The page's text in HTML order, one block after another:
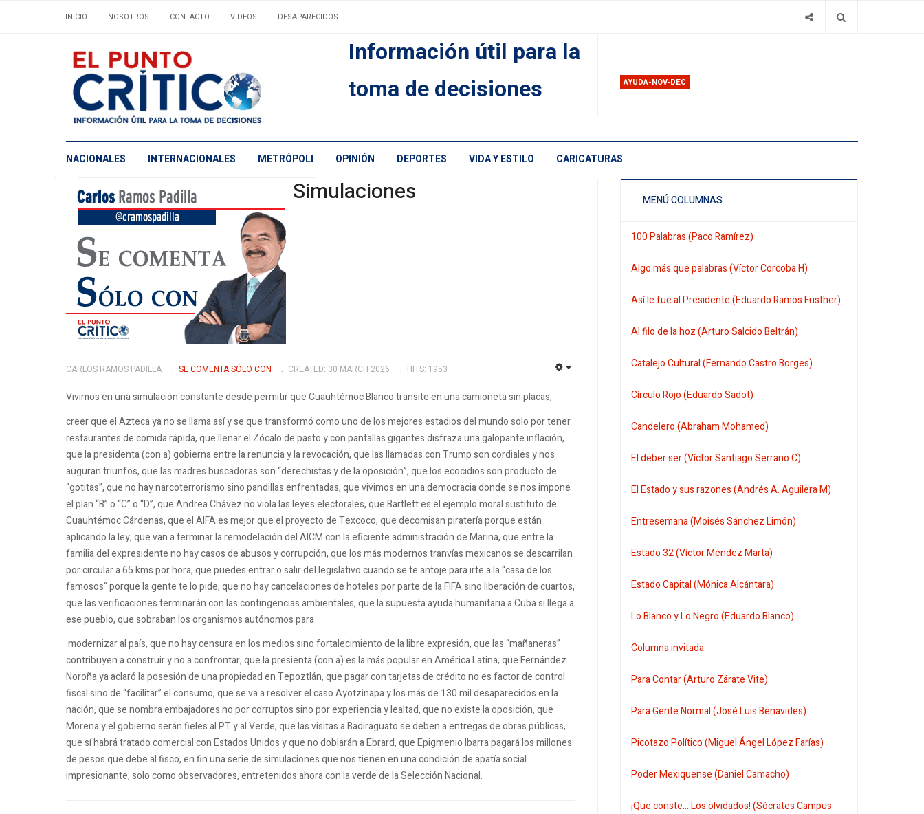
INICIO NOSOTROS CONTACTO VIDEOS DESAPARECIDOS
Información útil para la
toma de decisiones
AYUDA-NOV-DEC
NACIONALES INTERNACIONALES METRÓPOLI OPINIÓN DEPORTES VIDA Y ESTILO CARICATURAS
Simulaciones
CARLOS RAMOS PADILLA SE COMENTA SÓLO CON CREATED: 30 MARCH 2026 HITS: 1953
Vivimos en una simulación constante desde permitir que Cuauhtémoc Blanco transite en una camioneta sin placas,
creer que el Azteca ya no se llama así y se que transformó como uno de los mejores estadios del mundo solo por tener
restaurantes de comida rápida, que llenar el Zócalo de pasto y con pantallas gigantes disfraza una galopante inflación,
que la presidenta (con a) gobierna entre la renuncia y la revocación, que las llamadas con Trump son cordiales y nos
auguran triunfos, que las madres buscadoras son “derechistas y de la oposición”, que los ecocidios son producto de
“gotitas”, que no hay narcoterrorismo sino pandillas enfrentadas, que vivimos en una democracia donde se nos impone
el plan “B” o “C” o “D”, que Andrea Chávez no viola las leyes electorales, que Bartlett es el ejemplo moral sustituto de
Cuauhtémoc Cárdenas, que el AIFA es mejor que el proyecto de Texcoco, que decomisan piratería porque están
aplicando la ley, que van a terminar la remodelación del AICM con la eficiente administración de Marina, que entre la
familia del expresidente no hay casos de abusos y corrupción, que los más modernos tranvías mexicanos se descarrilan
por circular a 65 kms por hora, que puedes entrar o salir del legislativo cuando se te antoje para irte a la “casa de los
famosos“ porque la gente te lo pide, que no hay cancelaciones de hoteles por parte de la FIFA sino liberación de cuartos,
que las verificaciones terminarán con las contingencias ambientales, que la supuesta ayuda humanitaria a Cuba si llega a
ese pueblo, que sobraban los organismos autónomos para
modernizar al país, que no hay censura en los medios sino fortalecimiento de la libre expresión, que las “mañaneras”
contribuyen a construir y no a confrontar, que la presienta (con a) es la más popular en América Latina, que Fernández
Noroña ya aclaró la posesión de una propiedad en Tepoztlán, que pagar con tarjetas de crédito no es factor de control
fiscal sino de “facilitar” el consumo, que se va a resolver el caso Ayotzinapa y los más de 130 mil desaparecidos en la
nación, que se nombra embajadores no por corruptos sino por experiencia y lealtad, que no existe la oposición, que
Morena y el gobierno serán fieles al PT y al Verde, que las visitas a Badiraguato se deben a entregas de obras públicas,
que sí habrá tratado comercial con Estados Unidos y que no doblarán a Ebrard, que Epigmenio Ibarra pagará los millones
de pesos que debe al fisco, en fin una serie de simulaciones que nos tienen en una condición de apatía social
impresionante, solo como observadores, entretenidos ahora con la verde de la Selección Nacional.
MENÚ COLUMNAS
100 Palabras (Paco Ramírez)
Algo más que palabras (Víctor Corcoba H)
Así le fue al Presidente (Eduardo Ramos Fusther)
Al filo de la hoz (Arturo Salcido Beltrán)
Catalejo Cultural (Fernando Castro Borges)
Círculo Rojo (Eduardo Sadot)
Candelero (Abraham Mohamed)
El deber ser (Víctor Santiago Serrano C)
El Estado y sus razones (Andrés A. Aguilera M)
Entresemana (Moisés Sánchez Limón)
Estado 32 (Víctor Méndez Marta)
Estado Capital (Mónica Alcántara)
Lo Blanco y Lo Negro (Eduardo Blanco)
Columna invitada
Para Contar (Arturo Zárate Vite)
Para Gente Normal (José Luis Benavides)
Picotazo Político (Miguel Ángel López Farías)
Poder Mexiquense (Daniel Camacho)
¡Que conste... Los olvidados! (Sócrates Campus